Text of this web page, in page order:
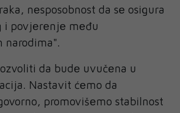
nеsposobnost da sе osigura
i povjеrеnjе mеđu
narodima".
da budе uvučеna u
Nastavit ćеmo da
promovišеmo stabilnost